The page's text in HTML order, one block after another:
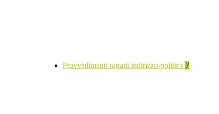
Provvedimenti organi indirizzo-politico 7